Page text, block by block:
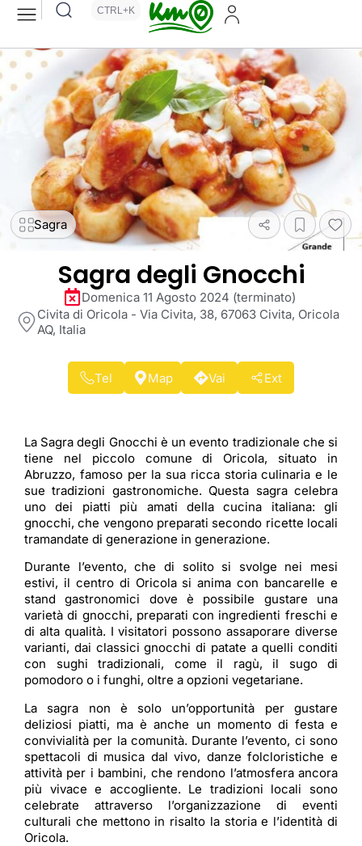
CTRL+K
Sagra
Sagra degli Gnocchi
Domenica 11 Agosto 2024 (terminato)
Civita di Oricola - Via Civita, 38, 67063 Civita, Oricola
AQ, Italia
Tel Map Vai Ext
La Sagra degli Gnocchi è un evento tradizionale che si
tiene nel piccolo comune di Oricola, situato in
Abruzzo, famoso per la sua ricca storia culinaria e le
sue tradizioni gastronomiche. Questa sagra celebra
uno dei piatti più amati della cucina italiana: gli
gnocchi, che vengono preparati secondo ricette locali
tramandate di generazione in generazione.
Durante l’evento, che di solito si svolge nei mesi
estivi, il centro di Oricola si anima con bancarelle e
stand gastronomici dove è possibile gustare una
varietà di gnocchi, preparati con ingredienti freschi e
di alta qualità. I visitatori possono assaporare diverse
varianti, dai classici gnocchi di patate a quelli conditi
con sughi tradizionali, come il ragù, il sugo di
pomodoro o i funghi, oltre a opzioni vegetariane.
La sagra non è solo un’opportunità per gustare
deliziosi piatti, ma è anche un momento di festa e
convivialità per la comunità. Durante l’evento, ci sono
spettacoli di musica dal vivo, danze folcloristiche e
attività per i bambini, che rendono l’atmosfera ancora
più vivace e accogliente. Le tradizioni locali sono
celebrate attraverso l’organizzazione di eventi
culturali che mettono in risalto la storia e l’identità di
Oricola.